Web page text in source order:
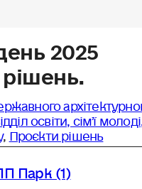
2025
освіти, сімʼї
,Проєкти рішень
Парк (1)